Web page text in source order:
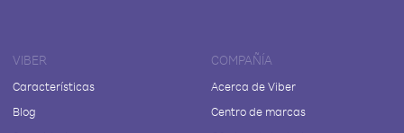
VIBER
Características
Blog
COMPAÑÍA
Acerca de Viber
Centro de marcas